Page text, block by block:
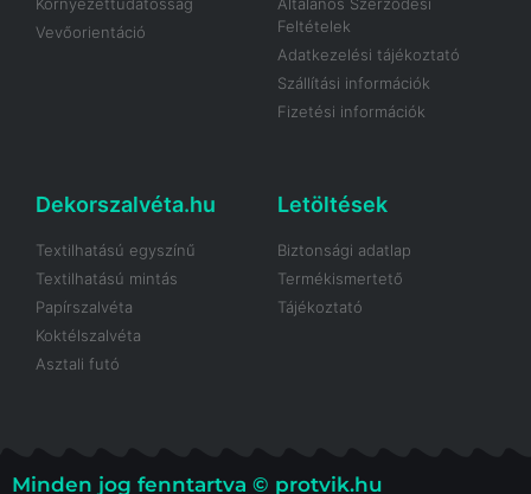
Vevőorientáció
Feltételek
Adatkezelési tájékoztató
Szállítási információk
Fizetési információk
Dekorszalvéta.hu
Textilhatású egyszínű
Textilhatású mintás
Papírszalvéta
Koktélszalvéta
Asztali futó
Letöltések
Biztonsági adatlap
Termékismertető
Tájékoztató
Minden jog fenntartva © protvik.hu